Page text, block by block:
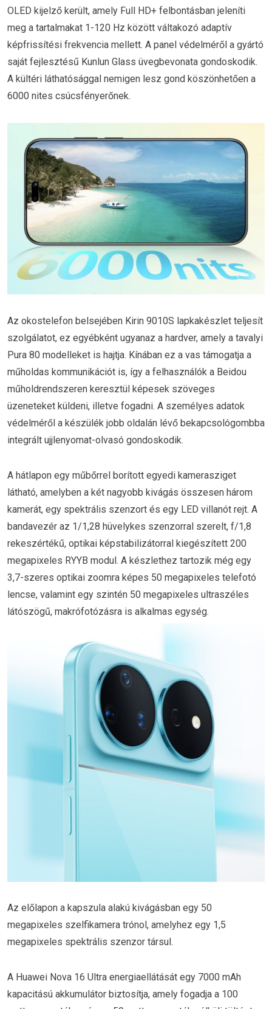
OLED kijelző került, amely Full HD+ felbontásban jeleníti
meg a tartalmakat 1-120 Hz között váltakozó adaptív
képfrissítési frekvencia mellett. A panel védelméről a gyártó
saját fejlesztésű Kunlun Glass üvegbevonata gondoskodik.
A kültéri láthatósággal nemigen lesz gond köszönhetően a
6000 nites csúcsfényerőnek.
Az okostelefon belsejében Kirin 9010S lapkakészlet teljesít
szolgálatot, ez egyébként ugyanaz a hardver, amely a tavalyi
Pura 80 modelleket is hajtja. Kínában ez a vas támogatja a
műholdas kommunikációt is, így a felhasználók a Beidou
műholdrendszeren keresztül képesek szöveges
üzeneteket küldeni, illetve fogadni. A személyes adatok
védelméről a készülék jobb oldalán lévő bekapcsológombba
integrált ujjlenyomat-olvasó gondoskodik.
A hátlapon egy műbőrrel borított egyedi kamerasziget
látható, amelyben a két nagyobb kivágás összesen három
kamerát, egy spektrális szenzort és egy LED villanót rejt. A
bandavezér az 1/1,28 hüvelykes szenzorral szerelt, f/1,8
rekeszértékű, optikai képstabilizátorral kiegészített 200
megapixeles RYYB modul. A készlethez tartozik még egy
3,7-szeres optikai zoomra képes 50 megapixeles telefotó
lencse, valamint egy szintén 50 megapixeles ultraszéles
látószögű, makrófotózásra is alkalmas egység.
Az előlapon a kapszula alakú kivágásban egy 50
megapixeles szelfikamera trónol, amelyhez egy 1,5
megapixeles spektrális szenzor társul.
A Huawei Nova 16 Ultra energiaellátását egy 7000 mAh
kapacitású akkumulátor biztosítja, amely fogadja a 100